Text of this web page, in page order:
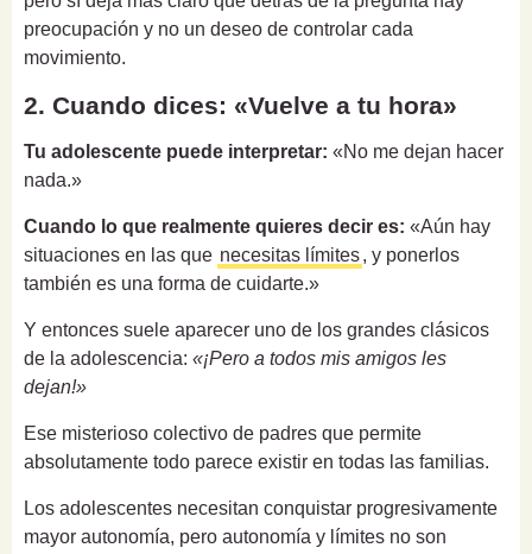
preocupación y no un deseo de controlar cada
movimiento.
2. Cuando dices: «Vuelve a tu hora»
Tu adolescente puede interpretar: «No me dejan hacer
nada.»
Cuando lo que realmente quieres decir es: «Aún hay
situaciones en las que necesitas límites, y ponerlos
también es una forma de cuidarte.»
Y entonces suele aparecer uno de los grandes clásicos
de la adolescencia: «¡Pero a todos mis amigos les
dejan!»
Ese misterioso colectivo de padres que permite
absolutamente todo parece existir en todas las familias.
Los adolescentes necesitan conquistar progresivamente
mayor autonomía, pero autonomía y límites no son